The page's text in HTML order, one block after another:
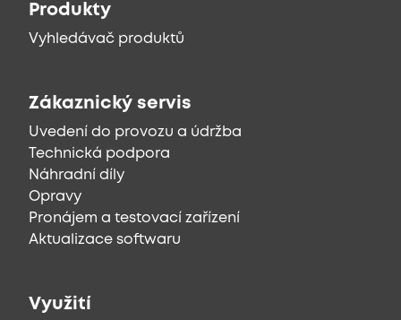
Produkty
Vyhledávač produktů
Zákaznický servis
Uvedení do provozu a údržba
Technická podpora
Náhradní díly
Opravy
Pronájem a testovací zařízení
Aktualizace softwaru
Využití